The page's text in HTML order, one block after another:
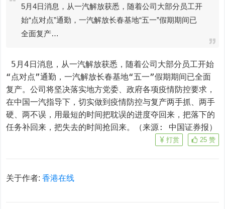
5月4日消息，从一汽解放获悉，随着公司大部分员工开
始“点对点”通勤，一汽解放长春基地“五一”假期期间已
全面复产…
“点对点”通勤，一汽解放长春基地“五一”假期期间已全面
复产。公司将坚决落实地方党委、政府各项疫情防控要求，
在中国一汽指导下，切实做到疫情防控与复产两手抓、两手
硬、两不误，用最短的时间把耽误的进度夺回来，把落下的
任务补回来，把失去的时间抢回来。（来源: 中国证券报）
25 赞
打赏
关于作者:香港在线